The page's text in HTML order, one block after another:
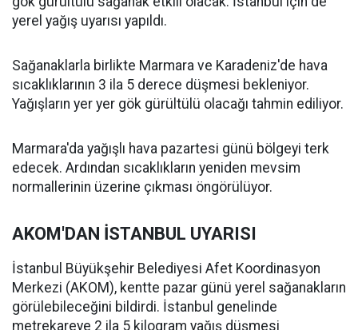
yerel yağış uyarısı yapıldı.
Sağanaklarla birlikte Marmara ve Karadeniz'de hava
sıcaklıklarının 3 ila 5 derece düşmesi bekleniyor.
Yağışların yer yer gök gürültülü olacağı tahmin ediliyor.
Marmara'da yağışlı hava pazartesi günü bölgeyi terk
edecek. Ardından sıcaklıkların yeniden mevsim
normallerinin üzerine çıkması öngörülüyor.
AKOM'DAN İSTANBUL UYARISI
İstanbul Büyükşehir Belediyesi Afet Koordinasyon
Merkezi (AKOM), kentte pazar günü yerel sağanakların
görülebileceğini bildirdi. İstanbul genelinde
metrekareye 2 ila 5 kilogram yağış düşmesi